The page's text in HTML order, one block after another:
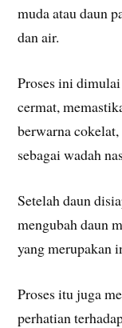
muda atau daun
dan air.
Proses ini
cermat,
berwarna
sebagai wadah
Setelah daun
mengubah daun
yang merupakan
Proses itu juga
perhatian